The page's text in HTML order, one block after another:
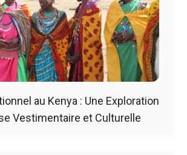
au Kenya : Une Exploration
Vestimentaire et Culturelle